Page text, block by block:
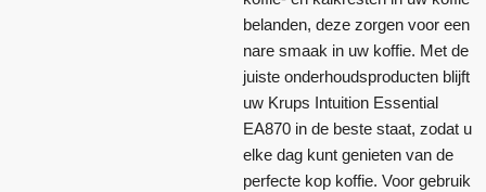
belanden, deze zorgen voor een
nare smaak in uw koffie. Met de
juiste onderhoudsproducten blijft
uw Krups Intuition Essential
EA870 in de beste staat, zodat u
elke dag kunt genieten van de
perfecte kop koffie. Voor gebruik